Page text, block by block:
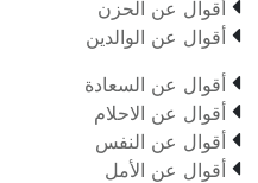
 أقوال عن الحزن
 أقوال عن الوالدين
 أقوال عن السعادة
 أقوال عن الاحلام
 أقوال عن النفس
 أقوال عن الأمل